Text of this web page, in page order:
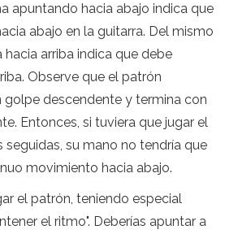
apuntando hacia abajo indica que
abajo en la guitarra. Del mismo
arriba indica que debe
Observe que el patrón
golpe descendente y termina con
Entonces, si tuviera que jugar el
su mano no tendría que
movimiento hacia abajo.
el patrón, teniendo especial
el ritmo". Deberías apuntar a